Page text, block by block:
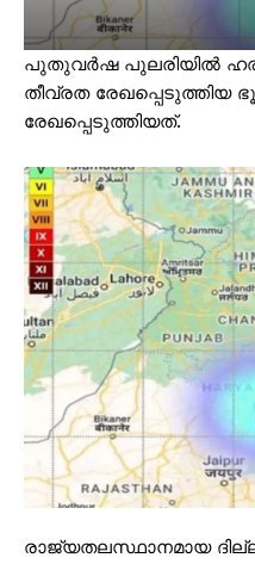
പുതുവർഷ പുലരിയിൽ
തീവ്രത രേഖപ്പെടുത്തിയ
രേഖപ്പെടുത്തിയത്.
രാജ്യതലസ്ഥാനമായ